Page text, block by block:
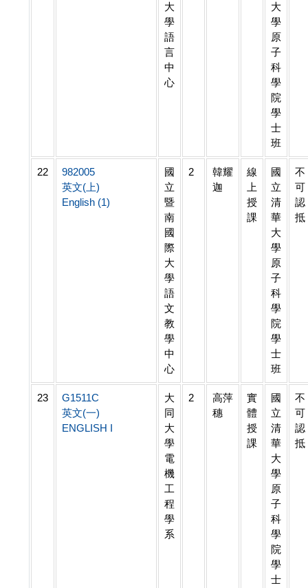
大
學
語
言
中
心
大
學
原
子
科
學
院
學
士
班
22
982005
英文(上)
English (1)
國
立
暨
南
國
際
大
學
語
文
教
學
中
心
2
韓耀
迦
線
上
授
課
國
立
清
華
大
學
原
子
科
學
院
學
士
班
不
可
認
抵
23
G1511C
英文(一)
ENGLISH I
大
同
大
學
電
機
工
程
學
系
2
高萍
穗
實
體
授
課
國
立
清
華
大
學
原
子
科
學
院
學
士
不
可
認
抵